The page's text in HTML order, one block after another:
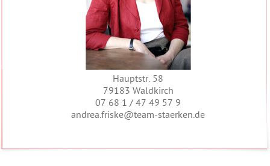
Hauptstr. 58
79183 Waldkirch
07 68 1 / 47 49 57 9
andrea.friske@team-staerken.de